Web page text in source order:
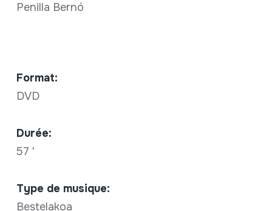
Penilla Bernó
Format:
DVD
Durée:
57 '
Type de musique:
Bestelakoa